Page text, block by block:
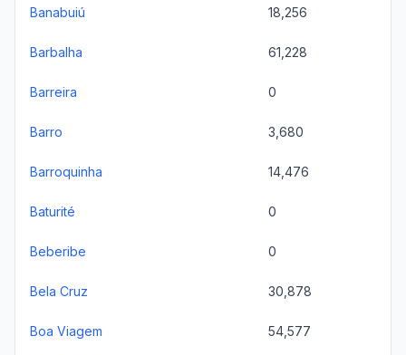
Banabuiú 18,256
Barbalha 61,228
Barreira 0
Barro 3,680
Barroquinha 14,476
Baturité 0
Beberibe 0
Bela Cruz 30,878
Boa Viagem 54,577